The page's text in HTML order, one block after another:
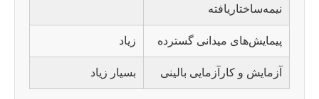
نیمه‌ساختاریافته
پیمایش‌های میدانی گسترده زیاد
آزمایش و کارآزمایی بالینی بسیار زیاد